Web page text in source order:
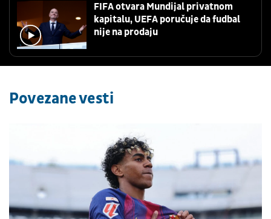
FIFA otvara Mundijal privatnom
kapitalu, UEFA poručuje da fudbal
nije na prodaju
Povezane vesti